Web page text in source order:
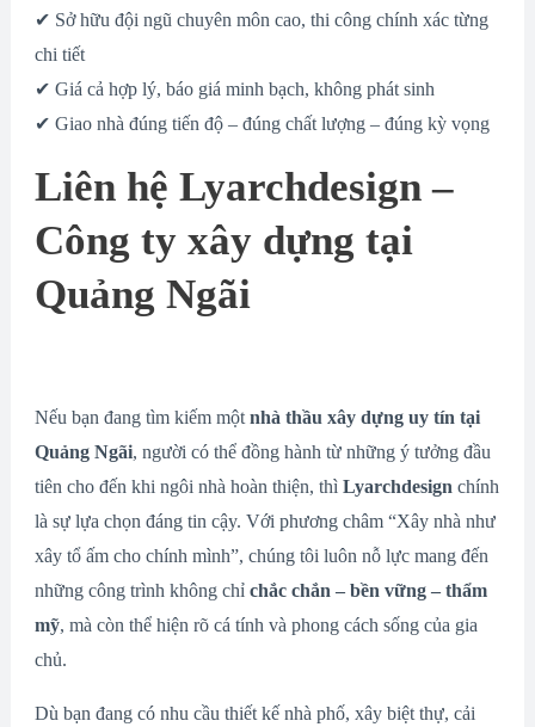
✔ Sở hữu đội ngũ chuyên môn cao, thi công chính xác từng
chi tiết
✔ Giá cả hợp lý, báo giá minh bạch, không phát sinh
✔ Giao nhà đúng tiến độ – đúng chất lượng – đúng kỳ vọng
Liên hệ Lyarchdesign –
Công ty xây dựng tại
Quảng Ngãi
Nếu bạn đang tìm kiếm một nhà thầu xây dựng uy tín tại
Quảng Ngãi, người có thể đồng hành từ những ý tưởng đầu
tiên cho đến khi ngôi nhà hoàn thiện, thì Lyarchdesign chính
là sự lựa chọn đáng tin cậy. Với phương châm “Xây nhà như
xây tổ ấm cho chính mình”, chúng tôi luôn nỗ lực mang đến
những công trình không chỉ chắc chắn – bền vững – thẩm
mỹ, mà còn thể hiện rõ cá tính và phong cách sống của gia
chủ.
Dù bạn đang có nhu cầu thiết kế nhà phố, xây biệt thự, cải